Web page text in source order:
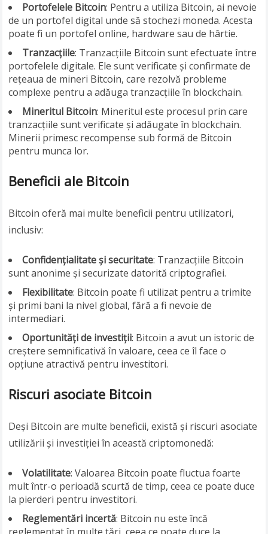
Portofelele Bitcoin: Pentru a utiliza Bitcoin, ai nevoie
de un portofel digital unde să stochezi moneda. Acesta
poate fi un portofel online, hardware sau de hârtie.
Tranzacțiile: Tranzacțiile Bitcoin sunt efectuate între
portofelele digitale. Ele sunt verificate și confirmate de
rețeaua de mineri Bitcoin, care rezolvă probleme
complexe pentru a adăuga tranzacțiile în blockchain.
Mineritul Bitcoin: Mineritul este procesul prin care
tranzacțiile sunt verificate și adăugate în blockchain.
Minerii primesc recompense sub formă de Bitcoin
pentru munca lor.
Beneficii ale Bitcoin
Bitcoin oferă mai multe beneficii pentru utilizatori,
inclusiv:
Confidențialitate și securitate: Tranzacțiile Bitcoin
sunt anonime și securizate datorită criptografiei.
Flexibilitate: Bitcoin poate fi utilizat pentru a trimite
și primi bani la nivel global, fără a fi nevoie de
intermediari.
Oportunități de investiții: Bitcoin a avut un istoric de
creștere semnificativă în valoare, ceea ce îl face o
opțiune atractivă pentru investitori.
Riscuri asociate Bitcoin
Deși Bitcoin are multe beneficii, există și riscuri asociate
utilizării și investiției în această criptomonedă:
Volatilitate: Valoarea Bitcoin poate fluctua foarte
mult într-o perioadă scurtă de timp, ceea ce poate duce
la pierderi pentru investitori.
Reglementări incertă: Bitcoin nu este încă